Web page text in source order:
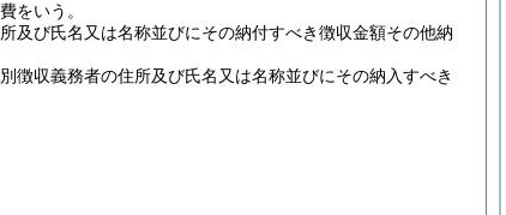
をいう。
び氏名又は名称並びにその納付すべき徴収金額その他納
収義務者の住所及び氏名又は名称並びにその納入すべき